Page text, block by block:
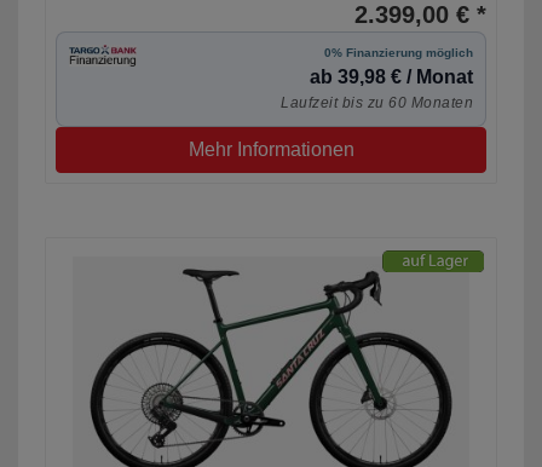
2.399,00 € *
0% Finanzierung möglich
ab 39,98 € / Monat
Laufzeit bis zu 60 Monaten
Mehr Informationen